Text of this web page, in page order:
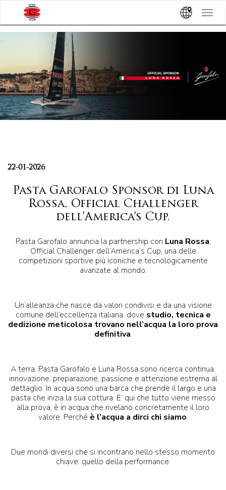
Toggle
22-01-2026
Pasta Garofalo Sponsor di Luna
Rossa, Official Challenger
dell’America’s Cup.
Pasta Garofalo annuncia la partnership con Luna Rossa,
Official Challenger dell’America’s Cup, una delle
competizioni sportive più iconiche e tecnologicamente
avanzate al mondo.
Un’alleanza che nasce da valori condivisi e da una visione
comune dell’eccellenza italiana. dove studio, tecnica e
dedizione meticolosa trovano nell’acqua la loro prova
definitiva.
A terra, Pasta Garofalo e Luna Rossa sono ricerca continua,
innovazione, preparazione, passione e attenzione estrema al
dettaglio. In acqua sono una barca che prende il largo e una
pasta che inizia la sua cottura. E’ qui che tutto viene messo
alla prova, è in acqua che rivelano concretamente il loro
valore. Perché è l’acqua a dirci chi siamo.
Due mondi diversi che si incontrano nello stesso momento
chiave: quello della performance.